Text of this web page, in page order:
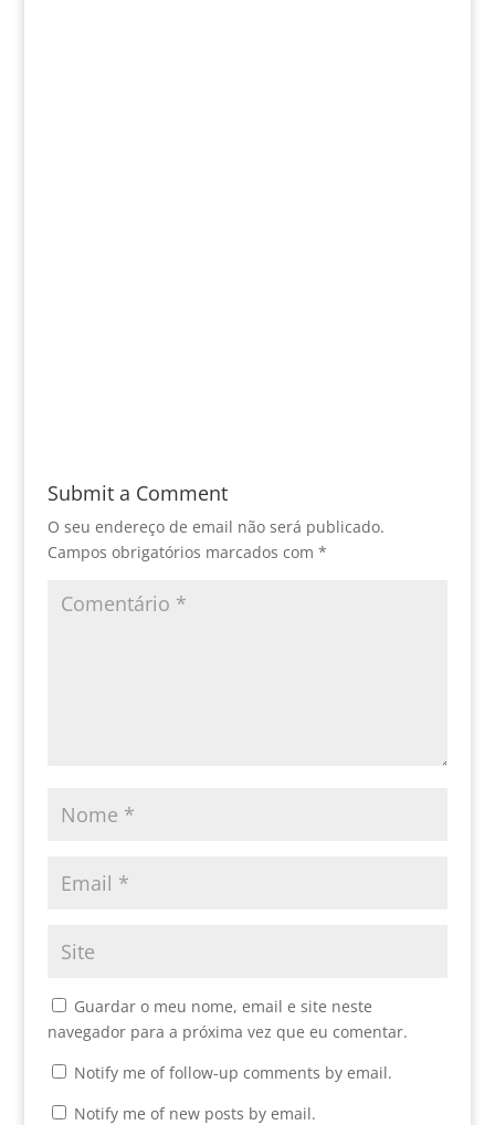
Submit a Comment
O seu endereço de email não será publicado.
Campos obrigatórios marcados com *
Guardar o meu nome, email e site neste
navegador para a próxima vez que eu comentar.
Notify me of follow-up comments by email.
Notify me of new posts by email.